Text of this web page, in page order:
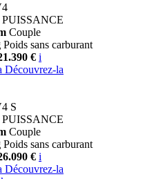
PUISSANCE
Couple
Poids sans carburant
€ i
Découvrez-la
S
PUISSANCE
Couple
Poids sans carburant
€ i
Découvrez-la